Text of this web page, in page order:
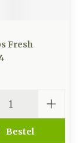
Fresh
Bestel